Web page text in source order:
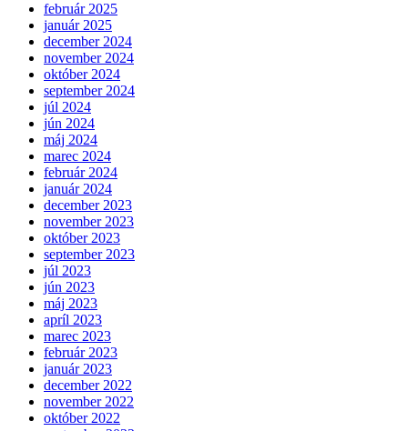
február 2025
január 2025
december 2024
november 2024
október 2024
september 2024
júl 2024
jún 2024
máj 2024
marec 2024
február 2024
január 2024
december 2023
november 2023
október 2023
september 2023
júl 2023
jún 2023
máj 2023
apríl 2023
marec 2023
február 2023
január 2023
december 2022
november 2022
október 2022